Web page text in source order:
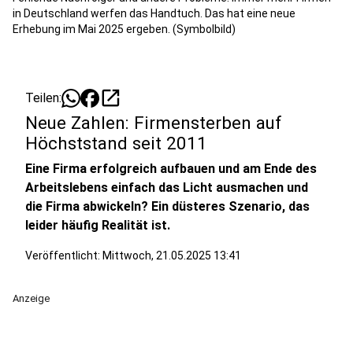
in Deutschland werfen das Handtuch. Das hat eine neue
Erhebung im Mai 2025 ergeben. (Symbolbild)
Teilen: open_in_new
Neue Zahlen: Firmensterben auf
Höchststand seit 2011
Eine Firma erfolgreich aufbauen und am Ende des
Arbeitslebens einfach das Licht ausmachen und
die Firma abwickeln? Ein düsteres Szenario, das
leider häufig Realität ist.
Veröffentlicht: Mittwoch, 21.05.2025 13:41
Anzeige